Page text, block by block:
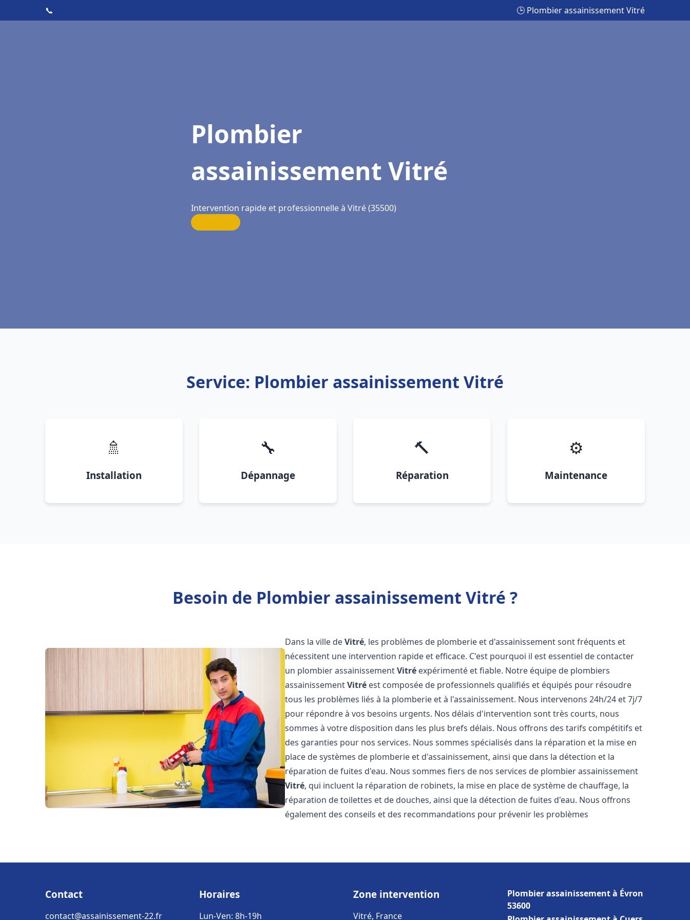
📞 🕒 Plombier assainissement Vitré
Plombier
assainissement Vitré
Intervention rapide et professionnelle à Vitré (35500)
Service: Plombier assainissement Vitré
🚿
Installation
🔧
Dépannage
🔨
Réparation
⚙️
Maintenance
Besoin de Plombier assainissement Vitré ?
Dans la ville deVitré, les problèmes de plomberie et d'assainissement sont fréquents et
nécessitent une intervention rapide et efficace. C'est pourquoi il est essentiel de contacter
un plombier assainissementVitré expérimenté et fiable. Notre équipe de plombiers
assainissementVitré est composée de professionnels qualifiés et équipés pour résoudre
tous les problèmes liés à la plomberie et à l'assainissement. Nous intervenons 24h/24 et 7j/7
pour répondre à vos besoins urgents. Nos délais d'intervention sont très courts, nous
sommes à votre disposition dans les plus brefs délais. Nous offrons des tarifs compétitifs et
des garanties pour nos services. Nous sommes spécialisés dans la réparation et la mise en
place de systèmes de plomberie et d'assainissement, ainsi que dans la détection et la
réparation de fuites d'eau. Nous sommes fiers de nos services de plombier assainissement
Vitré, qui incluent la réparation de robinets, la mise en place de système de chauffage, la
réparation de toilettes et de douches, ainsi que la détection de fuites d'eau. Nous offrons
également des conseils et des recommandations pour prévenir les problèmes
Contact
contact@assainissement-22.fr
Horaires
Lun-Ven: 8h-19h
Zone intervention
Vitré, France
Plombier assainissement à Évron
53600